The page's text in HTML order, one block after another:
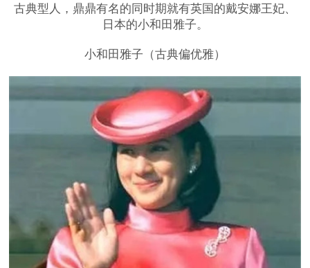
古典型人，鼎鼎有名的同时期就有英国的戴安娜王妃、
日本的小和田雅子。
小和田雅子（古典偏优雅）